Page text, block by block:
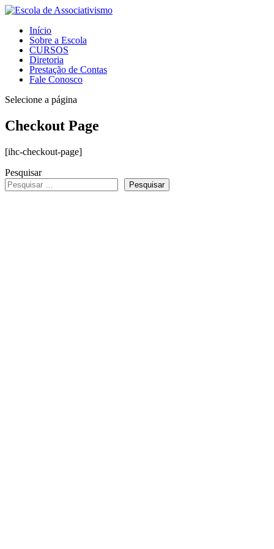
Início
Sobre a Escola
CURSOS
Diretoria
Prestação de Contas
Fale Conosco
Selecione a página
Checkout Page
[ihc-checkout-page]
Pesquisar
Pesquisar